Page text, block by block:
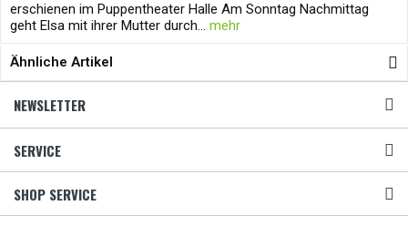
erschienen im Puppentheater Halle Am Sonntag Nachmittag
geht Elsa mit ihrer Mutter durch... mehr
Ähnliche Artikel
NEWSLETTER
SERVICE
SHOP SERVICE